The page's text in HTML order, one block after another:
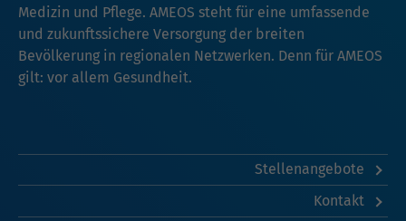
Medizin und Pflege. AMEOS steht für eine umfassende
und zukunftssichere Versorgung der breiten
Bevölkerung in regionalen Netzwerken. Denn für AMEOS
gilt: vor allem Gesundheit.
Stellenangebote
Kontakt